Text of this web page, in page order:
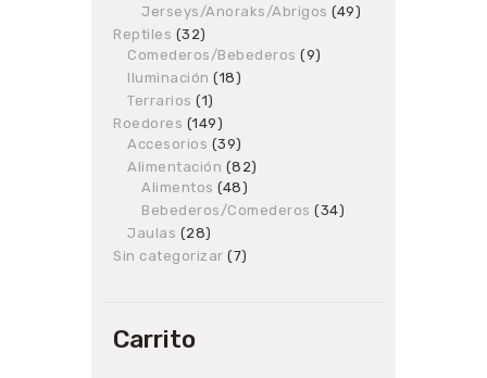
products
Jerseys/Anoraks/Abrigos 4949
Reptiles 3232
products
Comederos/Bebederos 99
Iluminación 1818
Terrarios 11
product
Roedores 149149
products
Accesorios 3939
products
Alimentación 8282
Alimentos 4848
products
Bebederos/Comederos 3434
Jaulas 2828
products
Sin categorizar 77
Carrito